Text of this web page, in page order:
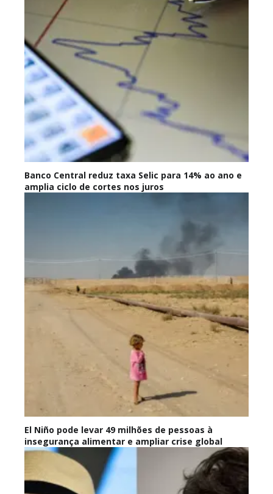
Banco Central reduz taxa Selic para 14% ao ano e
amplia ciclo de cortes nos juros
El Niño pode levar 49 milhões de pessoas à
insegurança alimentar e ampliar crise global